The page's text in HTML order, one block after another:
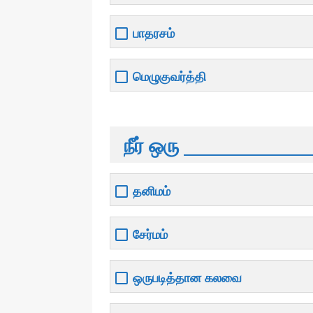
பாதரசம்
மெழுகுவர்த்தி
நீர் ஒரு
தனிமம்
சேர்மம்
ஒருபடித்தான கலவை